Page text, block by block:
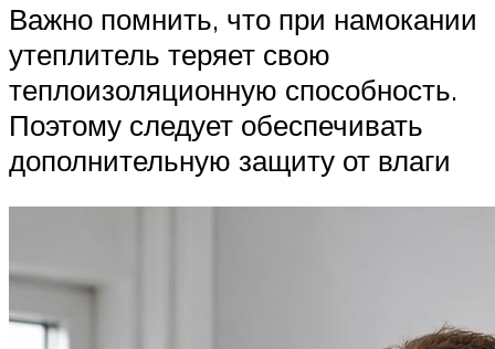
Важно помнить, что при намокании
утеплитель теряет свою
теплоизоляционную способность.
Поэтому следует обеспечивать
дополнительную защиту от влаги